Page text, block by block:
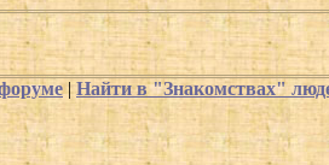
| Найти в "Знакомствах"